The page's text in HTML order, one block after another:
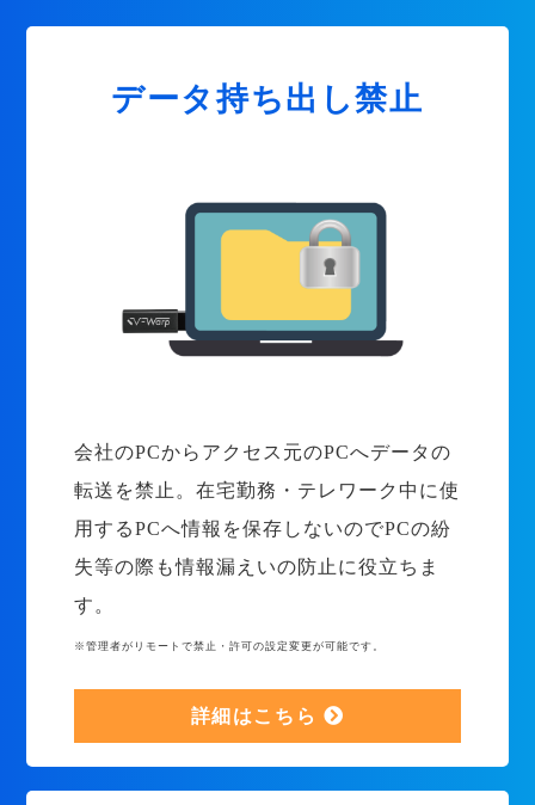
データ持ち出し禁止
会社のPCからアクセス元のPCへデータの
転送を禁止。在宅勤務・テレワーク中に使
用するPCへ情報を保存しないのでPCの紛
失等の際も情報漏えいの防止に役立ちま
す。
※管理者がリモートで禁止・許可の設定変更が可能です。
詳細はこちら